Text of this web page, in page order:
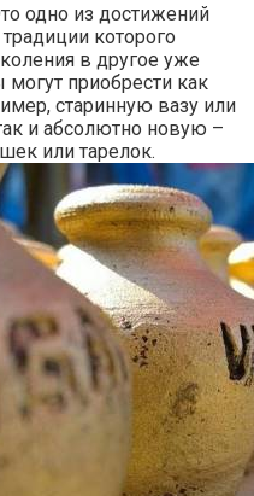
одно из достижений
которого
в другое уже
могут приобрести как
старинную вазу или
и абсолютно новую –
или тарелок.